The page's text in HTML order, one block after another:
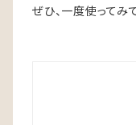
ぜひ、一度使ってみて